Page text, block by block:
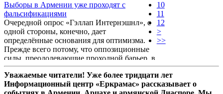
партий и блоков, борющихся за право
сформировать правительство и управлять
страной в ближайшие пять лет, есть как
организации, созданные всего пару месяцев
назад, так и имеющие 136-летнюю историю.
Выборы в Армении уже проходят с
фальсификациями
Очередной опрос «Гэллап Интернэшнл», с
одной стороны, конечно, дает
определённые основания для оптимизма.
Прежде всего потому, что оппозиционные
силы, преодолевающие проходной барьер, в
совокупности набирают больше голосов,
чем «Гражданский договор». Во-вторых,
существует высокая вероятность того, что в
10
11
12
>
>>
Уважаемые читатели! Уже более тридцати лет
Информационный центр «Еркрамас» рассказывает о